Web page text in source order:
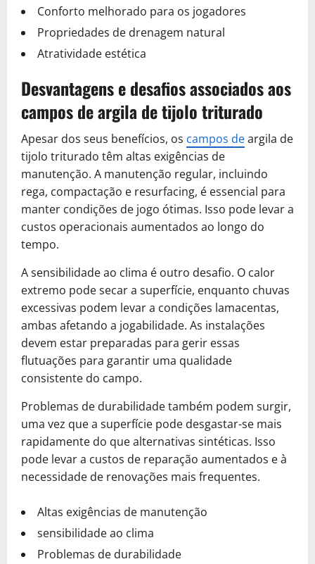
Conforto melhorado para os jogadores
Propriedades de drenagem natural
Atratividade estética
Desvantagens e desafios associados aos
campos de argila de tijolo triturado
Apesar dos seus benefícios, os campos deargila de
tijolo triturado têm altas exigências de
manutenção. A manutenção regular, incluindo
rega, compactação e resurfacing, é essencial para
manter condições de jogo ótimas. Isso pode levar a
custos operacionais aumentados ao longo do
tempo.
A sensibilidade ao clima é outro desafio. O calor
extremo pode secar a superfície, enquanto chuvas
excessivas podem levar a condições lamacentas,
ambas afetando a jogabilidade. As instalações
devem estar preparadas para gerir essas
flutuações para garantir uma qualidade
consistente do campo.
Problemas de durabilidade também podem surgir,
uma vez que a superfície pode desgastar-se mais
rapidamente do que alternativas sintéticas. Isso
pode levar a custos de reparação aumentados e à
necessidade de renovações mais frequentes.
Altas exigências de manutenção
sensibilidade ao clima
Problemas de durabilidade